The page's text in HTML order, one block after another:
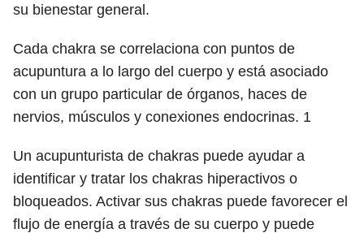
su bienestar general.
Cada chakra se correlaciona con puntos de
acupuntura a lo largo del cuerpo y está asociado
con un grupo particular de órganos, haces de
nervios, músculos y conexiones endocrinas. 1
Un acupunturista de chakras puede ayudar a
identificar y tratar los chakras hiperactivos o
bloqueados. Activar sus chakras puede favorecer el
flujo de energía a través de su cuerpo y puede